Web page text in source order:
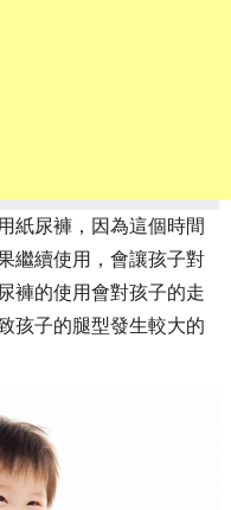
紙尿褲，因為這個時間
繼續使用，會讓孩子對
褲的使用會對孩子的走
孩子的腿型發生較大的